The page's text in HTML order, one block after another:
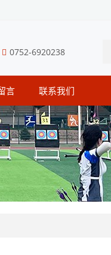
0752-6920238
言 联系我们